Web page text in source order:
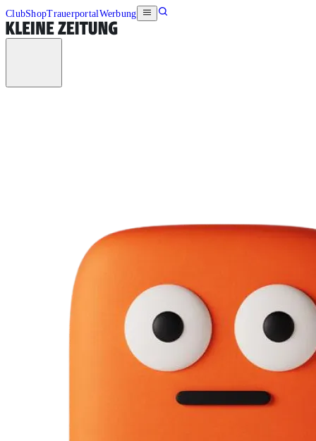
ClubShopTrauerportalWerbung